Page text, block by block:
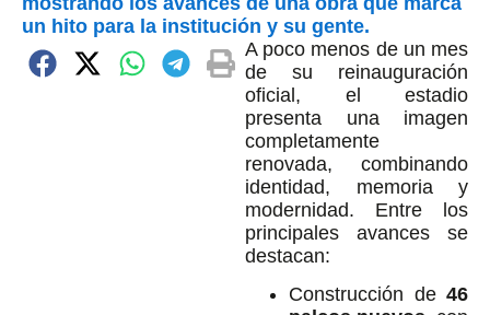
un hito para la institución y su gente.
A poco menos de un mes
de su reinauguración
oficial, el estadio
presenta una imagen
completamente
renovada, combinando
identidad, memoria y
modernidad. Entre los
principales avances se
destacan:
Construcción de 46